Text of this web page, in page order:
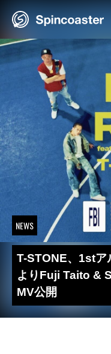
NEWS
T-STONE、1stア
よりFuji Taito &
MV公開